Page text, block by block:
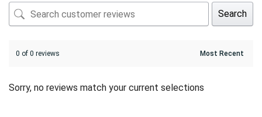
Search
0 of 0 reviews
Sorry, no reviews match your current selections